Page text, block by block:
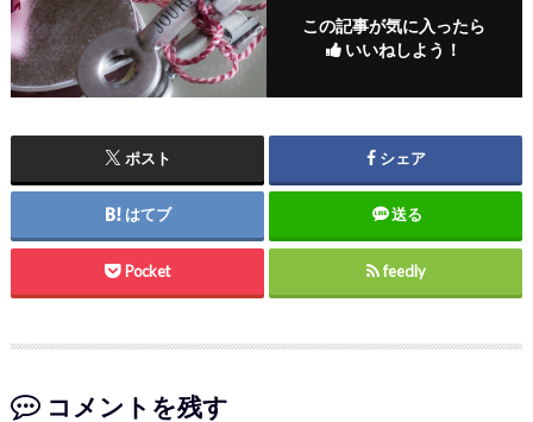
この記事が気に入ったら
いいねしよう！
ポスト シェア
はてブ 送る
Pocket feedly
コメントを残す